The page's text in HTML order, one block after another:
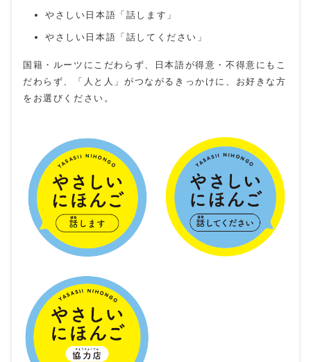
やさしい日本語「話します」
やさしい日本語「話してください」
国籍・ルーツにこだわらず、日本語が得意・不得意にもこ
だわらず、「人と人」がつながるきっかけに、お好きな方
をお選びください。